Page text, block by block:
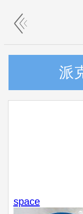
派
space